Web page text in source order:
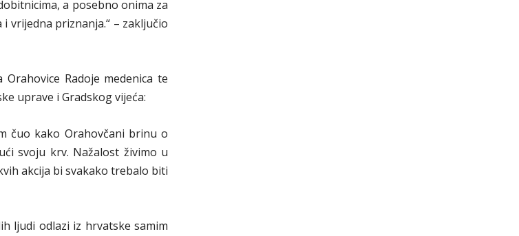
a posebno onima za
vrijedna priznanja.“ – zaključio
Radoje medenica te
uprave i Gradskog vijeća:
čuo kako Orahovčani brinu o
svoju krv. Nažalost živimo u
akcija bi svakako trebalo biti
ljudi odlazi iz hrvatske samim